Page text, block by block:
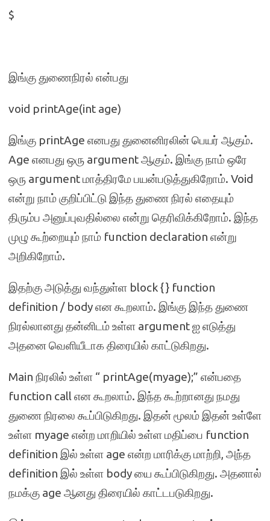
$
இங்கு துணைநிரல் என்பது
void printAge(int age)
இங்கு printAge எனபது துனைனிரலின் பெயர் ஆகும்.
Age எனபது ஒரு argument ஆகும். இங்கு நாம் ஒரே
ஒரு argument மாத்திரமே பயன்படுத்துகிறோம். Void
என்று நாம் குறிப்பிட்டு இந்த துணை நிரல் எதையும்
திரும்ப அனுப்புவதில்லை என்று தெரிவிக்கிறோம். இந்த
முழு கூற்றையும் நாம் function declaration என்று
அறிகிறோம்.
இதற்கு அடுத்து வந்துள்ள block {} function
definition / body என கூறலாம். இங்கு இந்த துணை
நிரல்லானது தன்னிடம் உள்ள argument ஐ எடுத்து
அதனை வெளியீடாக திரையில் காட்டுகிறது.
Main நிரலில் உள்ள “ printAge(myage);” என்பதை
function call என கூறலாம். இந்த கூற்றானது நமது
துணை நிரலை கூப்பிடுகிறது. இதன் மூலம் இதன் உள்ளே
உள்ள myage என்ற மாறியில் உள்ள மதிப்பை function
definition இல் உள்ள age என்ற மாரிக்கு மாற்றி, அந்த
definition இல் உள்ள body யை கூப்பிடுகிறது. அதனால்
நமக்கு age ஆனது திரையில் காட்டபடுகிறது.